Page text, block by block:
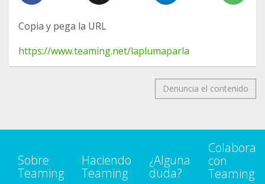
Copia y pega la URL
https://www.teaming.net/laplumaparla
Denuncia el contenido
Sobre
Teaming
Haciendo
Teaming
¿Alguna
duda?
Colabora
con
Teaming